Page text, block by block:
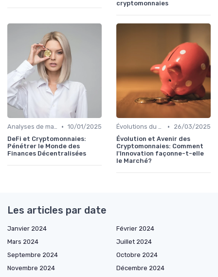
cryptomonnaies
Analyses de marché • 10/01/2025
DeFi et Cryptomonnaies:
Pénétrer le Monde des
Finances Décentralisées
Évolutions du marché des cryptos •
26/03/2025
Évolution et Avenir des
Cryptomonnaies: Comment
l'Innovation façonne-t-elle
le Marché?
Les articles par date
Janvier 2024
Février 2024
Mars 2024
Juillet 2024
Septembre 2024
Octobre 2024
Novembre 2024
Décembre 2024